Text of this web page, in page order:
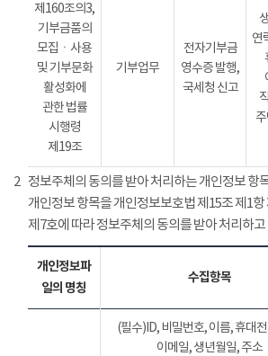
제160조의3,
기부금품의
모집ㆍ사용
및 기부문화
활성화에
관한 법률
시행령
제19조
기부업무
전자기부금
영수증 발행,
국세청 신고
연
2 정보주체의 동의를 받아 처리하는 개인정보 항
개인정보 항목을 개인정보보호법 제15조 제1항
제7호에 따라 정보주체의 동의를 받아 처리하고
개인정보파
일의 명칭
수집항목
(필수)ID, 비밀번호, 이름, 휴대
이메일, 생년월일, 주소